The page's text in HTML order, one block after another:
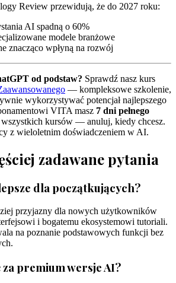
Review przewidują, że do 2027 roku:
AI spadną o 60%
modele branżowe
znacząco wpłyną na rozwój
od podstaw? Sprawdź nasz kurs
— kompleksowe szkolenie,
wykorzystywać potencjał najlepszego
VITA masz 7 dni pełnego
kursów — anuluj, kiedy chcesz.
z wieloletnim doświadczeniem w AI.
zadawane pytania
dla początkujących?
przyjazny dla nowych użytkowników
i bogatemu ekosystemowi tutoriali.
na poznanie podstawowych funkcji bez
za premium wersje AI?